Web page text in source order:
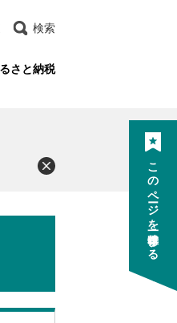
検索
さと納税
このページを一時保存する